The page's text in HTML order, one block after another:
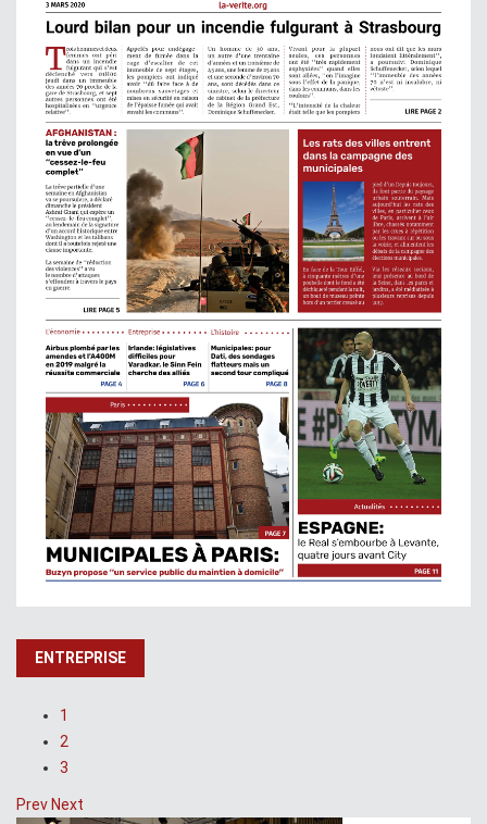
ENTREPRISE
1
2
3
Prev Next